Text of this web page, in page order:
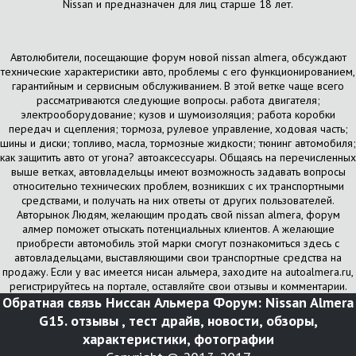
Nissan и предназначен для лиц старше 18 лет.
Автолюбители, посещающие форум новой nissan almera, обсуждают
технические характеристики авто, проблемы с его функционированием,
гарантийным и сервисным обслуживанием. В этой ветке чаще всего
рассматриваются следующие вопросы. работа двигателя;
электрооборудование; кузов и шумоизоляция; работа коробки
передач и сцепления; тормоза, рулевое управление, ходовая часть;
шины и диски; топливо, масла, тормозные жидкости; тюнинг автомобиля;
как защитить авто от угона? автоаксессуары. Общаясь на перечисленных
выше ветках, автовладельцы имеют возможность задавать вопросы
относительно технических проблем, возникших с их транспортными
средствами, и получать на них ответы от других пользователей.
Авторынок Людям, желающим продать свой nissan almera, форум
алмер поможет отыскать потенциальных клиентов. А желающие
приобрести автомобиль этой марки смогут познакомиться здесь с
автовладельцами, выставляющими свои транспортные средства на
продажу. Если у вас имеется нисан альмера, заходите на autoalmera.ru,
регистрируйтесь на портале, оставляйте свои отзывы и комментарии.
Обратная связь Ниссан Альмера Форум: Nissan Almera
G15. отзывы , тест драйв, новости, обзоры,
характеристики, фотографии